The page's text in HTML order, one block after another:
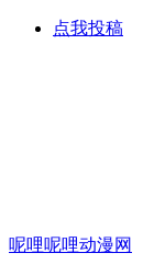
点我投稿
呢哩呢哩动漫网